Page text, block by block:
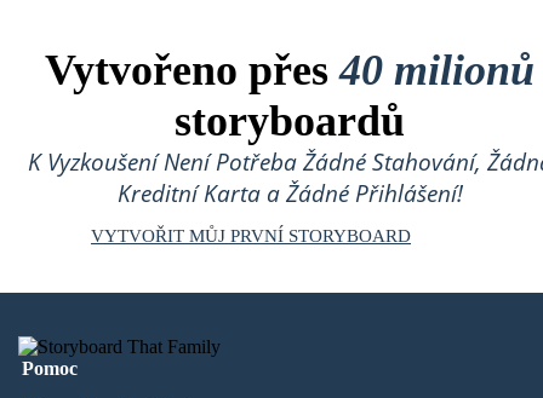
Vytvořeno přes40 milionů
storyboardů
K Vyzkoušení Není Potřeba Žádné Stahování,
Kreditní Karta a Žádné Přihlášení!
VYTVOŘIT MŮJ PRVNÍ STORYBOARD
Pomoc